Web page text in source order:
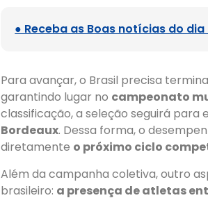
● Receba as Boas notícias do
Para avançar, o Brasil precisa
garantindo lugar no campeonato
classificação, a seleção seguirá para
Bordeaux. Dessa forma, o
diretamente o próximo ciclo
Além da campanha coletiva, outro
brasileiro: a presença de atletas